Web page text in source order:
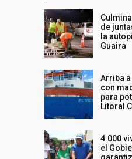
de
la
Guaira
Arriba a
con
para
Litoral
4.000
el